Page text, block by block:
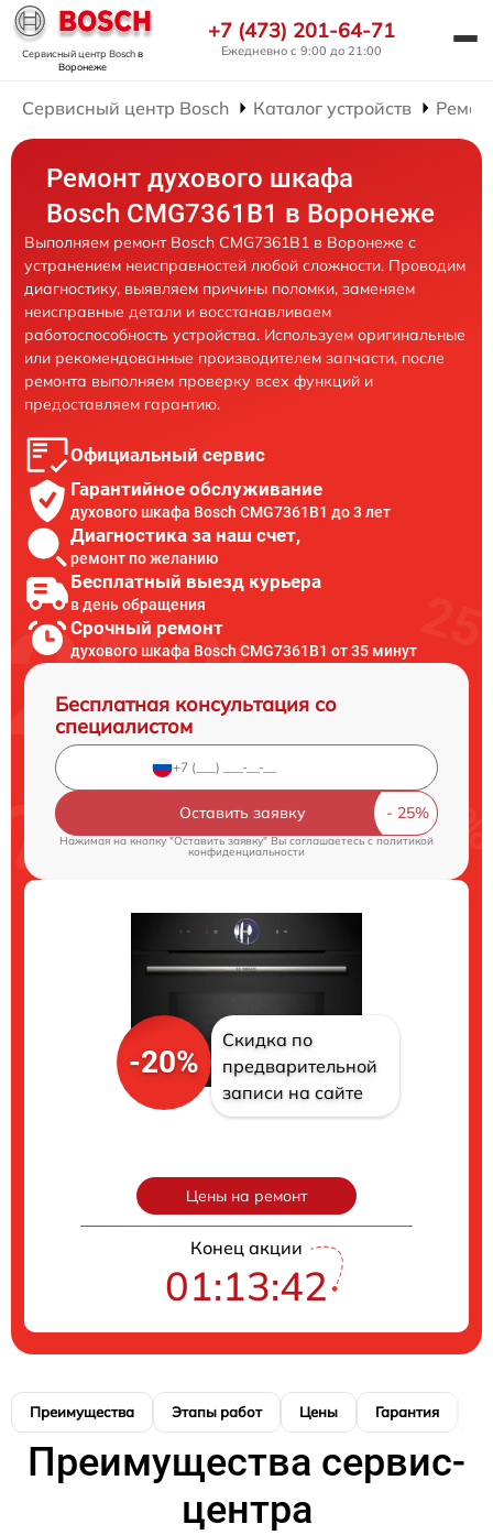
Сервисный центр Boschв
Воронеже
+7 (473) 201-64-71
Ежедневно с 9:00 до 21:00
Сервисный центр Bosch Каталог устройств
Ремонт духового шкафа
Bosch CMG7361B1 в Воронеже
Выполняем ремонт Bosch CMG7361B1 в Воронеже с
устранением неисправностей любой сложности. Проводим
диагностику, выявляем причины поломки, заменяем
неисправные детали и восстанавливаем
работоспособность устройства. Используем оригинальные
или рекомендованные производителем запчасти, после
ремонта выполняем проверку всех функций и
предоставляем гарантию.
Официальный сервис
Гарантийное обслуживание
духового шкафа Bosch CMG7361B1 до 3 лет
Диагностика за наш счет,
ремонт по желанию
Бесплатный выезд курьера
в день обращения
Срочный ремонт
духового шкафа Bosch CMG7361B1 от 35 минут
Бесплатная консультация со
специалистом
Оставить заявку
Нажимая на кнопку "Оставить заявку" Вы соглашаетесь cполитикой
конфиденциальности
-20%
Скидка по
предварительной
записи на сайте
Цены на ремонт
Конец акции
01:13:41
Преимущества Этапы работ Цены Гарантия
Преимущества сервис-
центра